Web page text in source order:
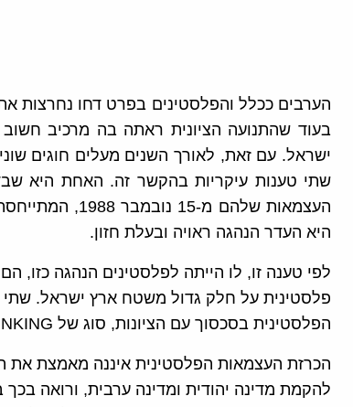
בעוד שהתנועה הציונית ראתה בה מרכיב
ישראל. עם זאת, לאורך השנים מעלים חוגים
שתי טענות עיקריות בהקשר זה. האחת היא
היא העדר הנהגה ראויה ובעלת חזון.
לפי טענה זו, לו הייתה לפלסטינים הנהגה כזו,
פלסטינית על חלק גדול משטח ארץ ישראל.
הפלסטינית בסכסוך עם הציונות, סוג של WISHFUL THINKING והונאה עצמית.
להקמת מדינה יהודית ומדינה ערבית, ורואה